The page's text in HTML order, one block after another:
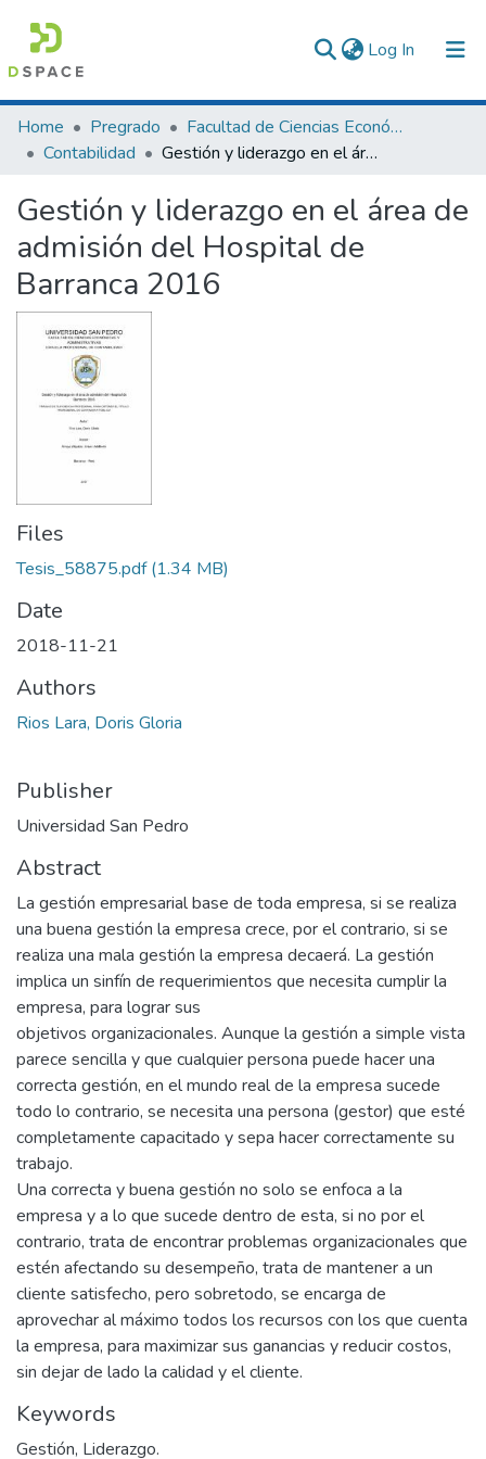
Log In (current)
Communities & Collections
All of DSpace
Statistics
Home Pregrado
Facultad de Ciencias Económicas y Administrativas
Contabilidad
Gestión y liderazgo en el área de admisión del Hospital de Barranca 2016
Gestión y liderazgo en el área de
admisión del Hospital de
Barranca 2016
Files
Tesis_58875.pdf(1.34 MB)
Date
2018-11-21
Authors
Rios Lara, Doris Gloria
Publisher
Universidad San Pedro
Abstract
La gestión empresarial base de toda empresa, si se realiza
una buena gestión la empresa crece, por el contrario, si se
realiza una mala gestión la empresa decaerá. La gestión
implica un sinfín de requerimientos que necesita cumplir la
empresa, para lograr sus
objetivos organizacionales. Aunque la gestión a simple vista
parece sencilla y que cualquier persona puede hacer una
correcta gestión, en el mundo real de la empresa sucede
todo lo contrario, se necesita una persona (gestor) que esté
completamente capacitado y sepa hacer correctamente su
trabajo.
Una correcta y buena gestión no solo se enfoca a la
empresa y a lo que sucede dentro de esta, si no por el
contrario, trata de encontrar problemas organizacionales que
estén afectando su desempeño, trata de mantener a un
cliente satisfecho, pero sobretodo, se encarga de
aprovechar al máximo todos los recursos con los que cuenta
la empresa, para maximizar sus ganancias y reducir costos,
sin dejar de lado la calidad y el cliente.
Keywords
Gestión, Liderazgo.